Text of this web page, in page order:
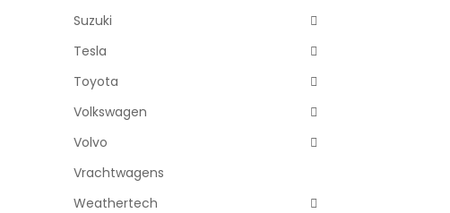
Suzuki
Tesla
Toyota
Volkswagen
Volvo
Vrachtwagens
Weathertech